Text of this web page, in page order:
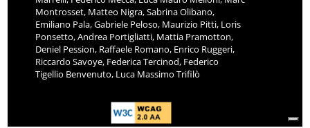
Montrosset, Matteo Nigra, Sabrina Olibano,
Emiliano Pala, Gabriele Peloso, Maurizio Pitti, Loris
Ponsetto, Andrea Portigliatti, Mattia Pramotton,
Deniel Pession, Raffaele Romano, Enrico Ruggeri,
Riccardo Savoye, Federica Tercinod, Federico
Tigellio Benvenuto, Luca Massimo Trifilò